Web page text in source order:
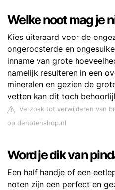
Welke noot mag je
Kies uiteraard voor de
ongeroosterde en
inname van grote
namelijk resulteren in een
mineralen en gezien de
vetten kan dit toch
Verzoek tot verwijderen van
op denotenshop.nl
Word je dik van
Een half handje of een
noten zijn een perfect en